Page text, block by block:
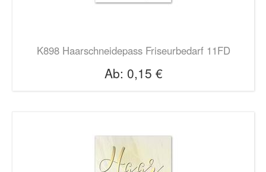
K898 Haarschneidepass Friseurbedarf 11FD
Ab: 0,15 €